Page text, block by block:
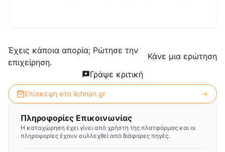
Έχεις κάποια απορία; Ρώτησε την
επιχείρηση.
Κάνε μια ερώτηση
Γράψε κριτική
Επίσκεψη στο lichnari.gr
Πληροφορίες Επικοινωνίας
Η καταχώρηση έχει γίνει από χρήστη της πλατφόρμας και οι
πληροφορίες έχουν συλλεχθεί από διάφορες πηγές.